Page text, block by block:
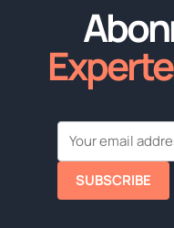
SUBSCRIBE